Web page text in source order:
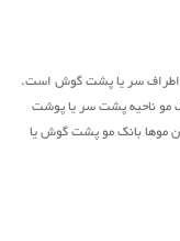
اطراف سر یا پشت گوش است.
مو ناحیه پشت سر یا پوشت
موها بانک مو پشت گوش یا